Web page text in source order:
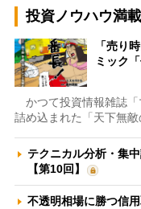
投資ノウハウ満
「売り
ミック
かつて投資情報雑誌「
詰め込まれた「天下無
テクニカル分析・集
【第10回】
不透明相場に勝つ信